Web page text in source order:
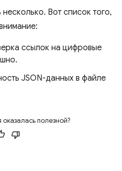
Вот список того,
ссылок на цифровые
JSON-данных в файле
полезной?